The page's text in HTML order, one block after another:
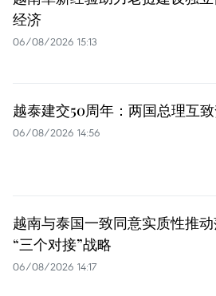
经济
06/08/2026 15:13
越泰建交50周年：两国总理互
06/08/2026 14:56
越南与泰国一致同意实质性推
“三个对接”战略
06/08/2026 14:17